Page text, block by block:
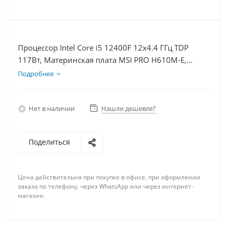
Процессор Intel Core i5 12400F 12x4.4 ГГц TDP
117Вт, Материнская плата MSI PRO H610M-E,
Видеокарта RTX 4070S 12Гб, Память DDR4 64Gb,
Подробнее
Нет в наличии Нашли дешевле?
Поделиться
Цена действительна при покупке в офисе, при оформлении
заказа по телефону, через WhatsApp или через интернет-
магазин.